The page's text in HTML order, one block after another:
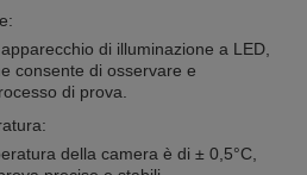
di illuminazione a LED,
consente di osservare e
di prova.
della camera è di ± 0,5°C,